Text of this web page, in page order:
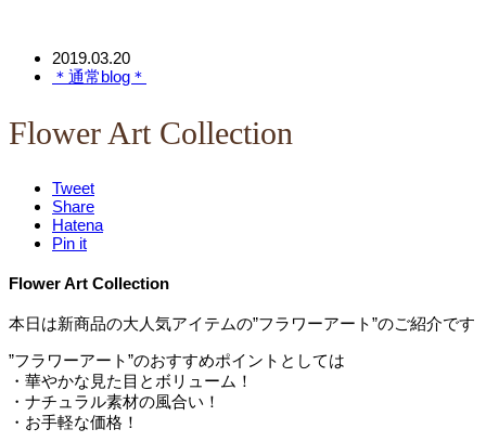
2019.03.20
＊通常blog＊
Flower Art Collection
Tweet
Share
Hatena
Pin it
Flower Art Collection
本日は新商品の大人気アイテムの”フラワーアート”のご紹介です
”フラワーアート”のおすすめポイントとしては
・華やかな見た目とボリューム！
・ナチュラル素材の風合い！
・お手軽な価格！